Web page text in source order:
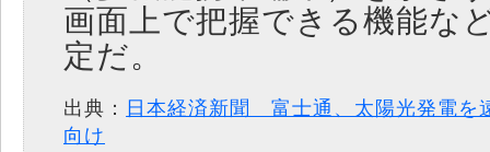
画面上で把握できる機能な
定だ。
出典：
日本経済新聞 富士通、太陽光発電
向け